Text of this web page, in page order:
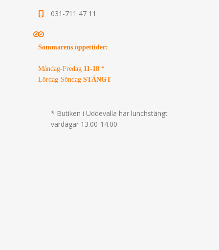
031-711 47 11
Sommarens öppettider:
Måndag-Fredag 11-18 *
Lördag-Söndag STÄNGT
* Butiken i Uddevalla har lunchstängt
vardagar 13.00-14.00